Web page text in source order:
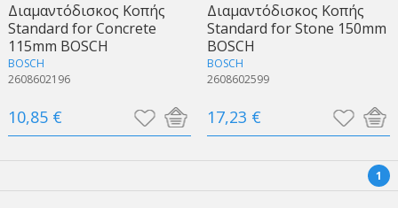
Διαμαντόδισκος Κοπής
Standard for Concrete
115mm BOSCH
BOSCH
2608602196
10,85 €
Διαμαντόδισκος Κοπής
Standard for Stone 150mm
BOSCH
BOSCH
2608602599
17,23 €
1